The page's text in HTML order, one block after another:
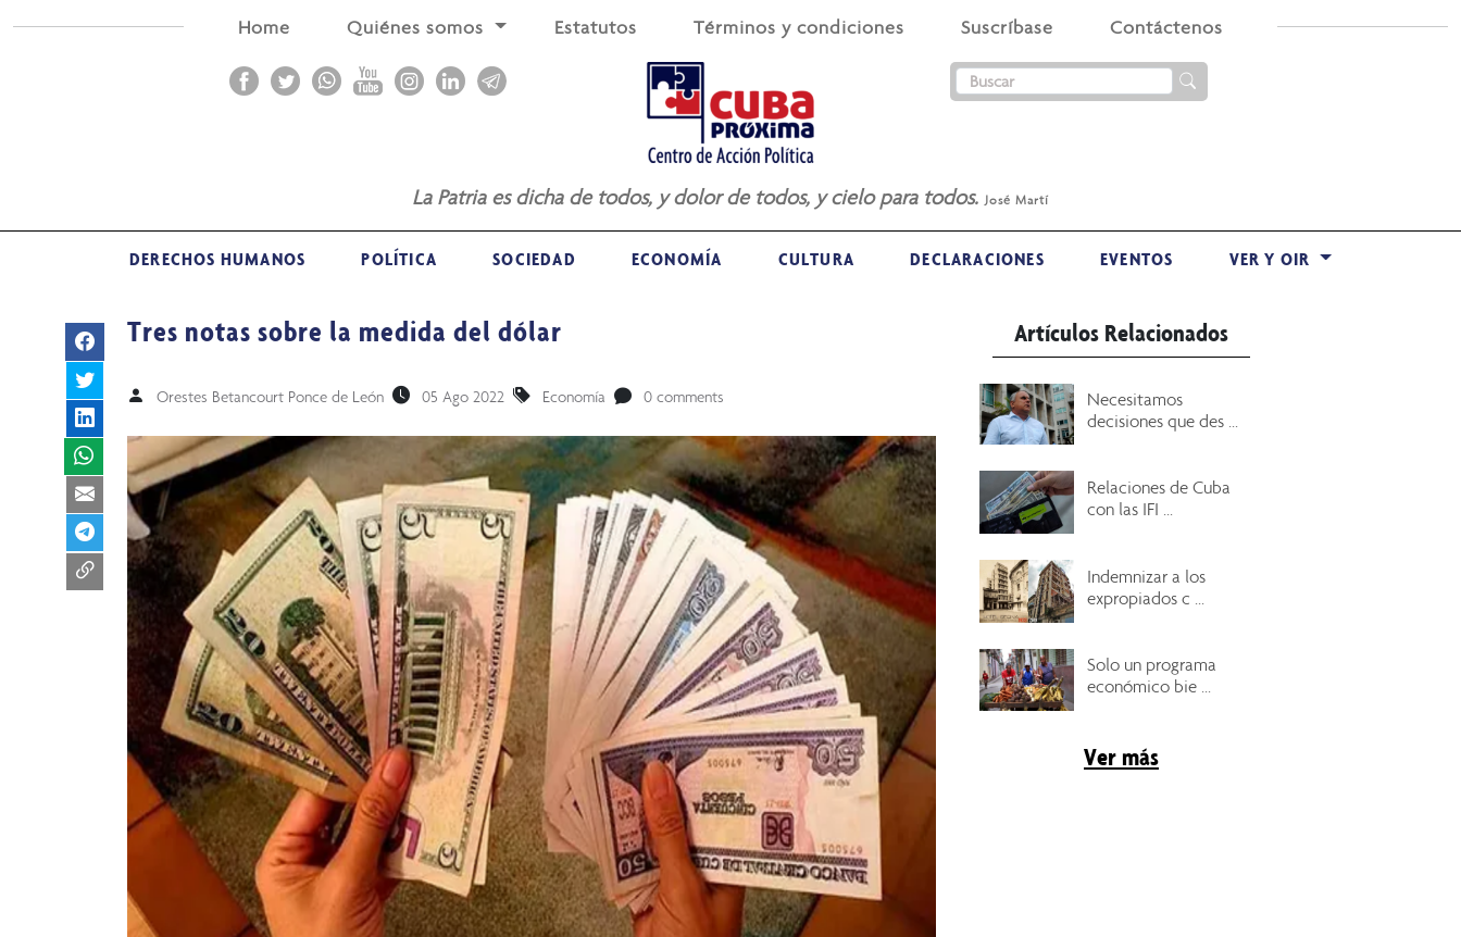
Home Quiénes somos Estatutos Términos y condiciones Suscríbase Contáctenos
La Patria es dicha de todos, y dolor de todos, y cielo para todos. José Martí
DERECHOS HUMANOS POLÍTICA SOCIEDAD ECONOMÍA CULTURA DECLARACIONES EVENTOS VER Y OIR
Tres notas sobre la medida del dólar
Orestes Betancourt Ponce de León 05 Ago 2022 Economía 0 comments
Artículos Relacionados
Necesitamos
decisiones que des ...
Relaciones de Cuba
con las IFI ...
Indemnizar a los
expropiados c ...
Solo un programa
económico bie ...
Ver más